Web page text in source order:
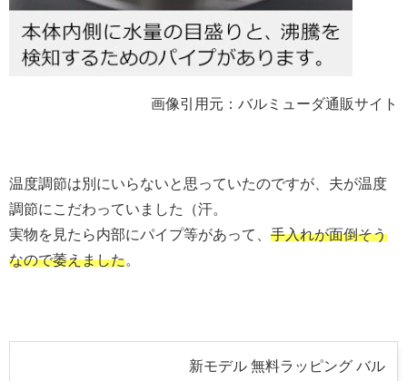
画像引用元：バルミューダ通販サイト
温度調節は別にいらないと思っていたのですが、夫が温度
調節にこだわっていました（汗。
実物を見たら内部にパイプ等があって、 手入れが面倒そう
なので萎えました
新モデル 無料ラッピング バル